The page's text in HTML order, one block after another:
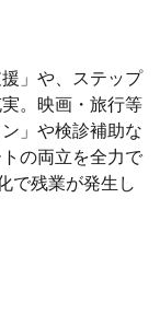
」や、ステップ
。映画・旅行等
」や検診補助な
の両立を全力で
で残業が発生し